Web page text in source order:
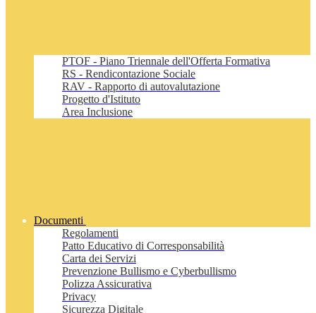
PTOF - Piano Triennale dell'Offerta Formativa
RS - Rendicontazione Sociale
RAV - Rapporto di autovalutazione
Progetto d'Istituto
Area Inclusione
Documenti
Regolamenti
Patto Educativo di Corresponsabilità
Carta dei Servizi
Prevenzione Bullismo e Cyberbullismo
Polizza Assicurativa
Privacy
Sicurezza Digitale